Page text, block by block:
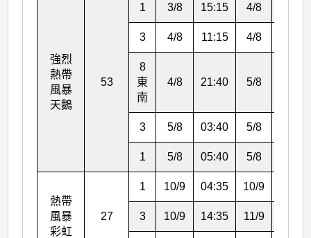
強烈
熱帶
風暴
天鵝
53
1 3/8 15:15 4/8
3 4/8 11:15 4/8
8
東
南
4/8 21:40 5/8
3 5/8 03:40 5/8
1 5/8 05:40 5/8
熱帶
風暴
彩虹
27
1 10/9 04:35 10/9
3 10/9 14:35 11/9